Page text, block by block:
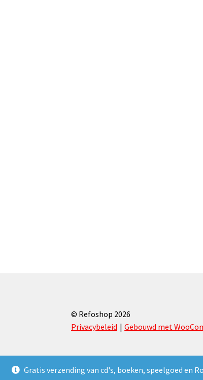
Gratis verzending van cd's, boeken, speelgoed en
© Refoshop 2026
Privacybeleid
Gebouwd met